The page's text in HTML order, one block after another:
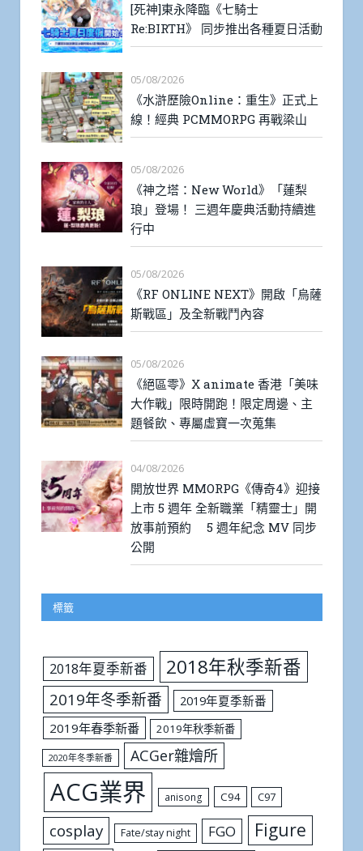
[死神]東永降臨《七騎士
Re:BIRTH》 同步推出各種夏日活動
05/08/2026
《水滸歷險Online：重生》正式上
線！經典 PCMMORPG 再戰梁山
05/08/2026
《神之塔：New World》「蓮梨
琅」登場！ 三週年慶典活動持續進
行中
05/08/2026
《RF ONLINE NEXT》開啟「烏薩
斯戰區」及全新戰鬥內容
05/08/2026
《絕區零》X animate 香港「美味
大作戰」限時開跑！限定周邊、主
題餐飲、專屬虛寶一次蒐集
04/08/2026
開放世界 MMORPG《傳奇4》迎接
上市 5 週年 全新職業「精靈士」開
放事前預約 5 週年紀念 MV 同步
公開
標籤
2018年夏季新番 2018年秋季新番
2019年冬季新番
2019年夏季新番
2019年春季新番
2019年秋季新番
2020年冬季新番 ACGer雜燴所
ACG業界 anisong C94 C97
cosplay Fate/stay night FGO Figure